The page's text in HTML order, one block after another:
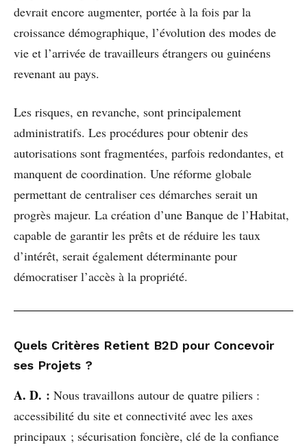
devrait encore augmenter, portée à la fois par la
croissance démographique, l’évolution des modes de
vie et l’arrivée de travailleurs étrangers ou guinéens
revenant au pays.
Les risques, en revanche, sont principalement
administratifs. Les procédures pour obtenir des
autorisations sont fragmentées, parfois redondantes, et
manquent de coordination. Une réforme globale
permettant de centraliser ces démarches serait un
progrès majeur. La création d’une Banque de l’Habitat,
capable de garantir les prêts et de réduire les taux
d’intérêt, serait également déterminante pour
démocratiser l’accès à la propriété.
Quels Critères Retient B2D pour Concevoir
ses Projets ?
A. D. : Nous travaillons autour de quatre piliers :
accessibilité du site et connectivité avec les axes
principaux ; sécurisation foncière, clé de la confiance